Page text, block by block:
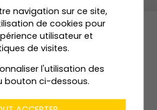
Bois SA
navigation sur ce site,
de cookies pour
utilisateur et
de visites.
l'utilisation des
bouton ci-dessous.